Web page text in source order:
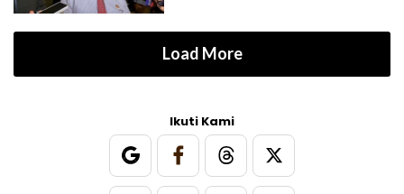
Load More
Ikuti Kami